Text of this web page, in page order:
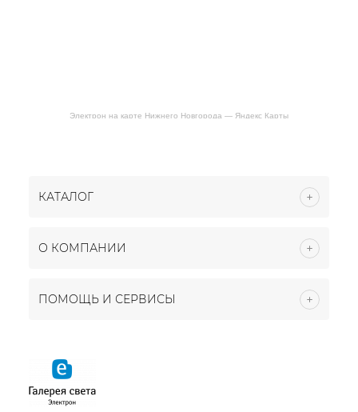
Электрон на карте Нижнего Новгорода — Яндекс Карты
КАТАЛОГ
О КОМПАНИИ
ПОМОЩЬ И СЕРВИСЫ